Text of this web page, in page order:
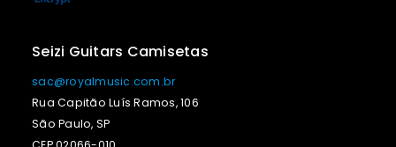
Seizi Guitars Camisetas
sac@royalmusic.com.br
Rua Capitão Luís Ramos, 106
São Paulo, SP